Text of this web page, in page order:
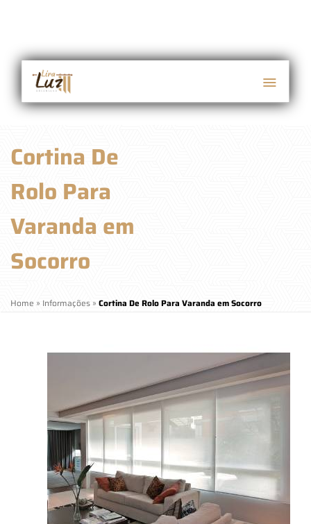
Cortina De
Rolo Para
Varanda em
Socorro
Home » Informações » Cortina De Rolo Para Varanda em Socorro